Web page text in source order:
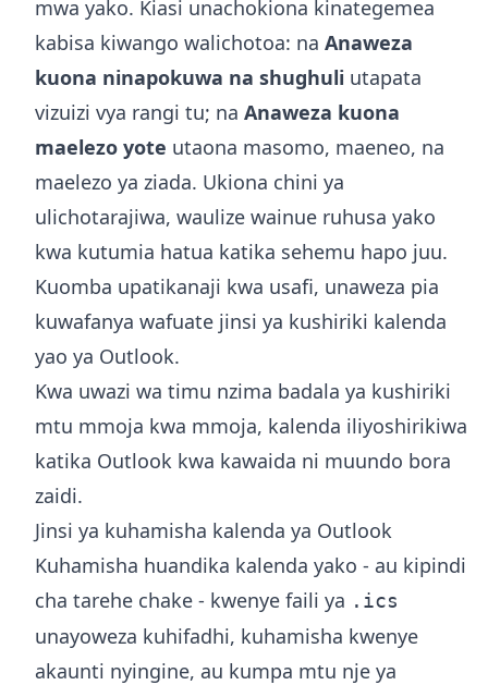
mwa yako. Kiasi unachokiona kinategemea
kabisa kiwango walichotoa: na Anaweza
kuona ninapokuwa na shughuli utapata
vizuizi vya rangi tu; na Anaweza kuona
maelezo yote utaona masomo, maeneo, na
maelezo ya ziada. Ukiona chini ya
ulichotarajiwa, waulize wainue ruhusa yako
kwa kutumia hatua katika sehemu hapo juu.
Kuomba upatikanaji kwa usafi, unaweza pia
kuwafanya wafuate jinsi ya kushiriki kalenda
yao ya Outlook.
Kwa uwazi wa timu nzima badala ya kushiriki
mtu mmoja kwa mmoja, kalenda iliyoshirikiwa
katika Outlook kwa kawaida ni muundo bora
zaidi.
Jinsi ya kuhamisha kalenda ya Outlook
Kuhamisha huandika kalenda yako - au kipindi
cha tarehe chake - kwenye faili ya .ics
unayoweza kuhifadhi, kuhamisha kwenye
akaunti nyingine, au kumpa mtu nje ya